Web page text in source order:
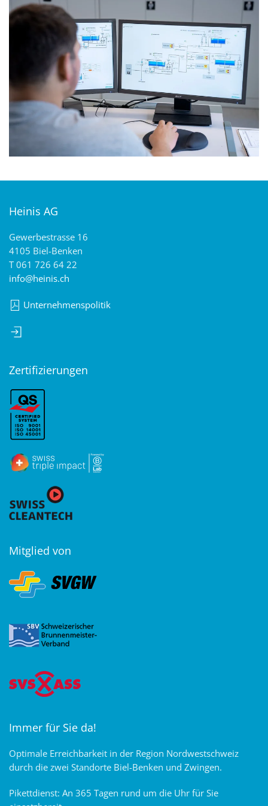
+
Heinis AG
Gewerbestrasse 16
4105 Biel-Benken
T 061 726 64 22
info@heinis.ch
Unternehmenspolitik
Zertifizierungen
Mitglied von
Immer für Sie da!
Optimale Erreichbarkeit in der Region Nordwestschweiz
durch die zwei Standorte Biel-Benken und Zwingen.
Pikettdienst: An 365 Tagen rund um die Uhr für Sie